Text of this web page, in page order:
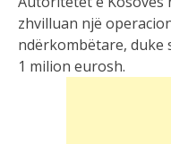
ndërkombëtare, duke
1 milion eurosh.